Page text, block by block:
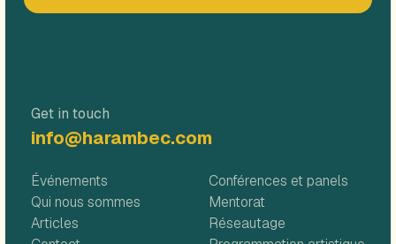
Get in touch
info@harambec.com
Événements
Qui nous sommes
Articles
Conférences et panels
Mentorat
Réseautage